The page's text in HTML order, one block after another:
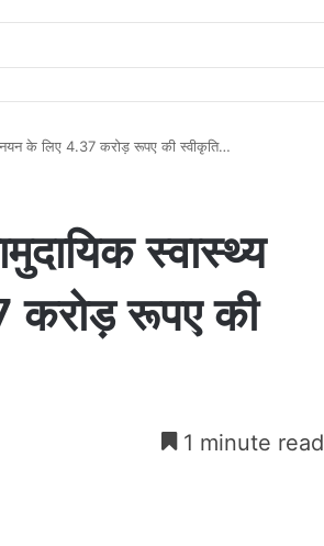
और नैनो यूरिया बने किसानों के भरोसेमंद कृषि साथी…..
के लिए 4.37 करोड़ रूपए की स्वीकृति…
स्वास्थ्य
रूपए की
1 minute read